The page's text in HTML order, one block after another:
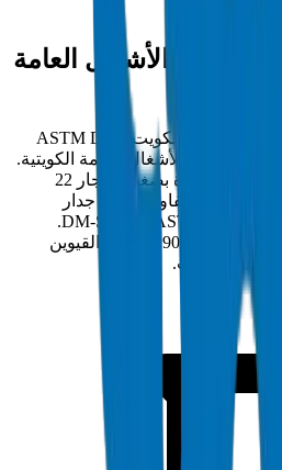
والماء والأشغال العامة
يجب أن تتوافق وصلات PVC جدول 40 في الكويت مع ASTM D
والماء والأشغال العامة الكويتية.
أنابيب كراون وصلات PVC جدول 40 مختبرة بضغط انفجار 22
ميجاباسكال وفق BS EN 921 / ISO 1167 بتفاوت سمك جدار
±0.3مم. رقم الامتثال: DM-SCH40-ASTMD2466-2024-001.
مصنعة في منشأة كراون المعتمدة ISO 9001:2015 بأم القيوين
في الكويت.